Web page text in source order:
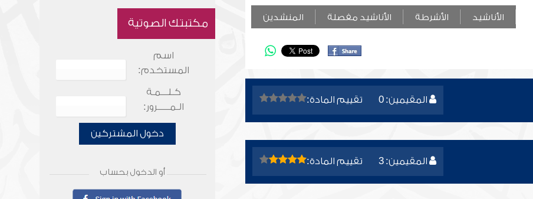
الأناشيد الأشرطة الأناشيد مفصلة المنشدين
المقيمين: 0 تقييم المادة:
المقيمين: 3 تقييم المادة:
مكتبتك الصوتية
اسم
المستخدم:
كـلـــمـة
الـمـــــرور:
دخول المشتركين
أو الدخول بحساب